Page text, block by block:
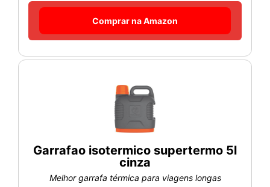
Comprar na Amazon
Garrafao isotermico supertermo 5l
cinza
Melhor garrafa térmica para viagens longas